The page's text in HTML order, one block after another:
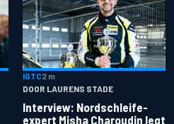
IGTC2 m
DOOR LAURENS STADE
Interview: Nordschleife-
expert Misha Charoudin legt